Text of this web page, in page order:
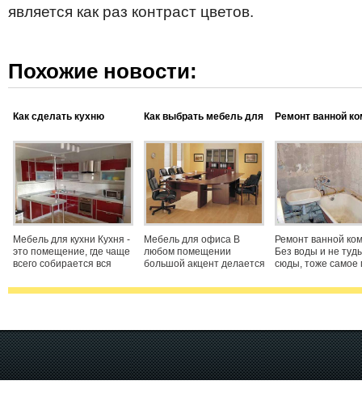
является как раз контраст цветов.
Похожие новости:
Как сделать кухню
Мебель для кухни Кухня -
это помещение, где чаще
всего собирается вся
больше женским местом,
функционально и
Как выбрать мебель для
Мебель для офиса В
любом помещении
большой акцент делается
встречают по одежке. Это
Вы осматриваетесь,
Ремонт ванной
Ремонт ванной
Без воды и не
сюды, тоже самое
комнат и
комнат в своем
Испокон